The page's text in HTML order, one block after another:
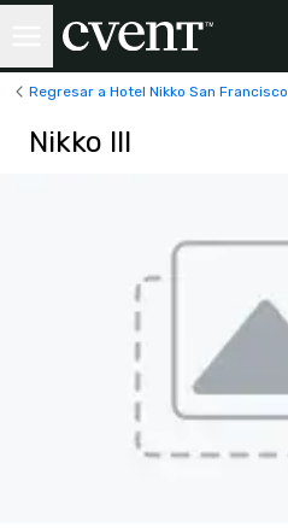
Regresar a Hotel Nikko San Francisco
Nikko III